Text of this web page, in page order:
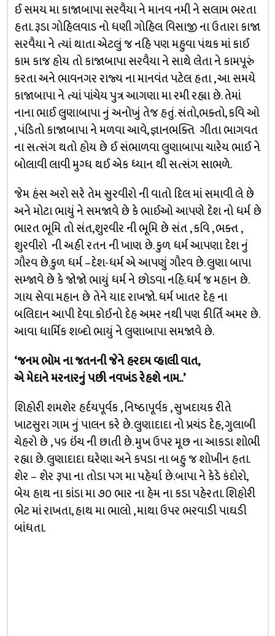
ઈ સમય મા કાજાબાપા સરવૈયા ને માનવ નમી ને સલામ ભરતા
હતા. રૂડા ગોહિલવાડ નો ધણી ગોહિલ વિસાજી ના ઉતારા કાજા
સરવૈયા ને ત્યાં થાતા એટલું જ નહિ પણ મહુવા પંથક માં કાઈ
કામ કાજ હોય તો કાજાબાપા સરવૈયા ને સાથે લેતા ને કામપૂરું
કરતા અને ભાવનગર રાજ્ય ના માનવંત પટેલ હતા , આ સમયે
કાજાબાપા ને ત્યાં પાંચેય પુત્ર આગણા મા રમી રહ્યા છે. તેમાં
નાના ભાઈ લુણાબાપા નું અનોખું તેજ હતું. સંતો,ભક્તો, કવિ ઓ
, પંડિતો કાજાબાપા ને મળવા આવે, જ્ઞાનભક્તિ ગીતા ભાગવત
ના સત્સંગ થતો હોય છે ઈ સંભાળવા લુણાબાપા ચારેય ભાઈ ને
બોલાવી લાવી મુગ્ધ થઈ એક ધ્યાન થી સત્સંગ સાભળે.
જેમ હંસ અરો સરે તેમ સુરવીરો ની વાતો દિલ માં સમાવી લે છે
અને મોટા ભાયું ને સમજાવે છે કે ભાઈઓ આપણે દેશ નો ધર્મ છે
ભારત ભૂમિ તો સંત,શુરવીર ની ભૂમિ છે સંત , કવિ , ભક્ત ,
શુરવીરો ની અહી રતન ની ખાણ છે. કુળ ધર્મ આપણા દેશ નું
ગૌરવ છે.કુળ ધર્મ –દેશ-ધર્મ એ આપણું ગૌરવ છે. લુણા બાપા
સમ્જાવે છે કે જોજો ભાયું ધર્મ ને છોડવા નહિ.ધર્મ જ મહાન છે.
ગાય સેવા મહાન છે તેને યાદ રાખજો. ધર્મ ખાતર દેહ ના
બલિદાન આપી દેવા. કોઈનો દેહ અમર નથી પણ કીર્તિ અમર છે.
આવા ધાર્મિક શબ્દો ભાયું ને લુણાબાપા સમજાવે છે.
‘જનમ ભોમ ના જતનની જેને હરદમ વ્હાલી વાત,
એ મેદાને મરનારનું પછી નવખંડ રેહશે નામ..’
શિહોરી શમશેર હર્દયપૂર્વક , નિષ્ઠાપૂર્વક , સુખદાયક રીતે
ખાટસુરા ગામ નું પાલન કરે છે. લુણાદાદા નો પ્રચંડ દેહ, ગુલાબી
ચેહરો છે , ૫૬ ઇંચ ની છાતી છે. મુખ ઉપર મૂછ ના આકડા શોભી
રહ્યા છે. લુણાદાદા ઘરેણા અને કપડા ના બહુ જ શોખીન હતા.
શેર – શેર રૂપા ના તોડા પગ મા પહેર્યા છે.બાપા ને કેડે કંદોરો,
બેય હાથ ના કાંડા મા ૭૦ ભાર ના હેમ ના કડા પહેરતા. શિહોરી
ભેટ માં રાખતા, હાથ મા ભાલો , માથા ઉપર ભરવાડી પાઘડી
બાંધતા.